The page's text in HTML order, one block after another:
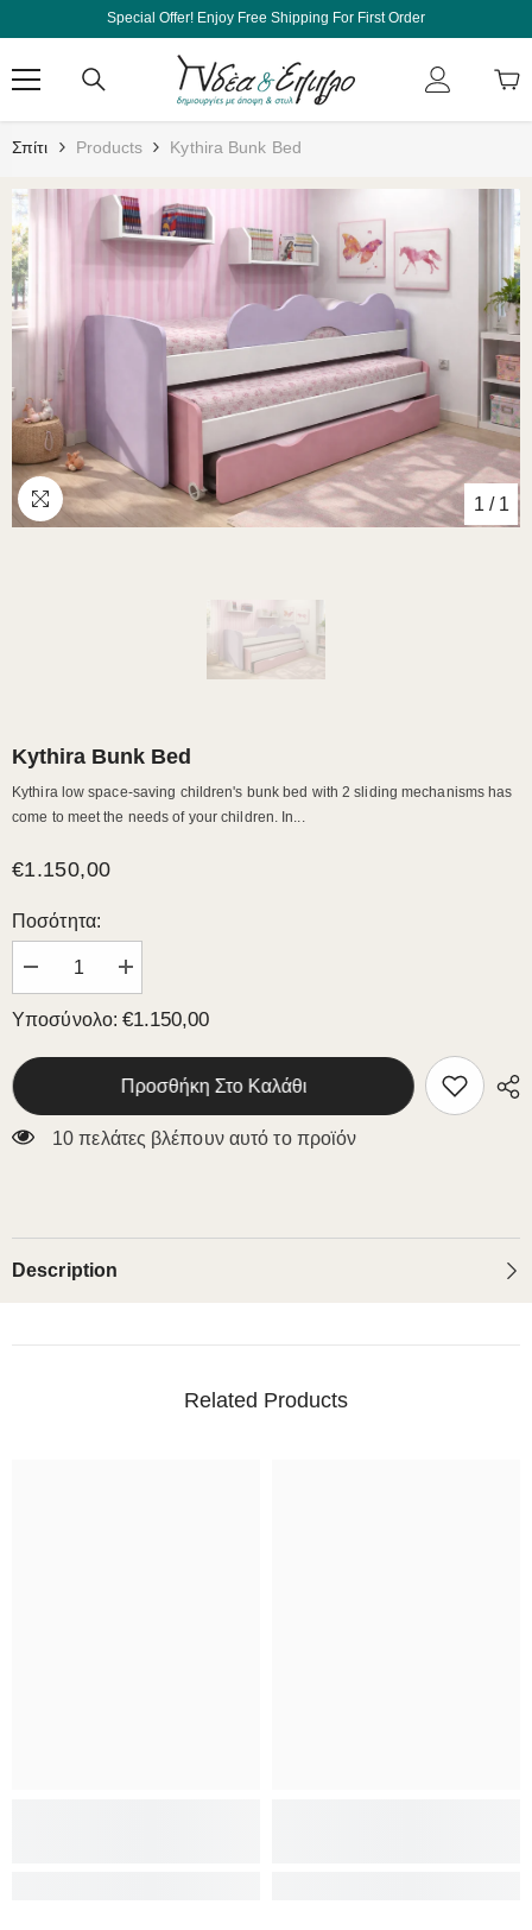
Μετάβαση Στο Περιεχόμενο
Special Offer! Enjoy Free Shipping For First Order
Σπίτι Products Kythira Bunk Bed
1 / 1
Kythira Bunk Bed
Kythira low space-saving children's bunk bed with 2 sliding mechanisms has
come to meet the needs of your children. In...
€1.150,00
Ποσότητα:
Μειώστε
την
ποσότητα
για
Bunk
Αυξήστε
την
ποσότητα
για
Bed
Υποσύνολο:€1.150,00
Προσθήκη Στο Καλάθι
10 πελάτες βλέπουν αυτό το προϊόν
Description
Related Products